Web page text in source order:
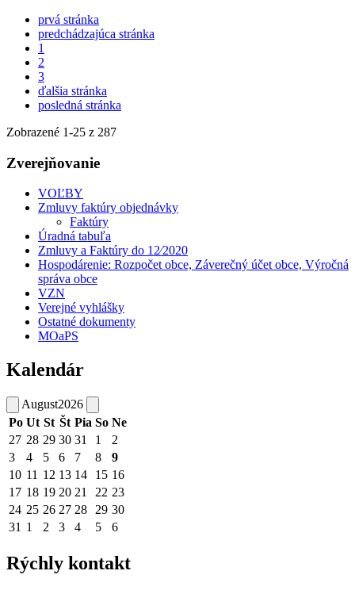
prvá stránka
predchádzajúca stránka
1
2
3
ďalšia stránka
posledná stránka
Zobrazené 1-25 z 287
Zverejňovanie
VOĽBY
Zmluvy faktúry objednávky
Faktúry
Úradná tabuľa
Zmluvy a Faktúry do 12⁄2020
Hospodárenie: Rozpočet obce, Záverečný účet obce, Výročná
správa obce
VZN
Verejné vyhlášky
Ostatné dokumenty
MOaPS
Kalendár
August2026
Po Ut St Št Pia So Ne
27 28 29 30 31 1
2
3
4 5 6 7 8
9
10 11 12 13 14 15 16
17 18 19 20 21 22 23
24 25 26 27 28 29 30
31 1 2 3 4 5 6
Rýchly kontakt